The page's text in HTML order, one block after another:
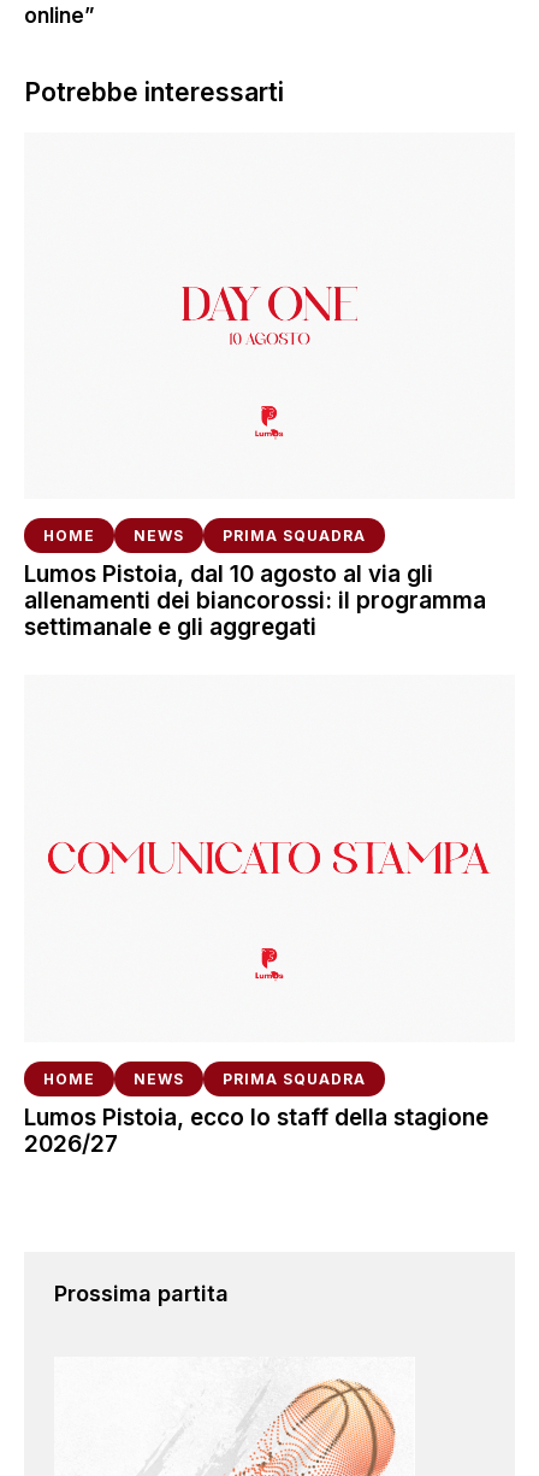
online”
Potrebbe interessarti
HOME NEWS PRIMA SQUADRA
Lumos Pistoia, dal 10 agosto al via gli
allenamenti dei biancorossi: il programma
settimanale e gli aggregati
HOME NEWS PRIMA SQUADRA
Lumos Pistoia, ecco lo staff della stagione
2026/27
Prossima partita